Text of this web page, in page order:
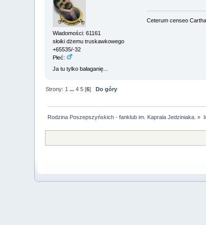
Wiadomości: 61161
słoiki dżemu truskawkowego
+65535/-32
Płeć:
Ja tu tylko bałaganię...
Ceterum censeo
Strony: 1 ...4 5 [6]Do góry
Rodzina Poszepszyńskich - fanklub im. Kaprala Jedziniaka. »